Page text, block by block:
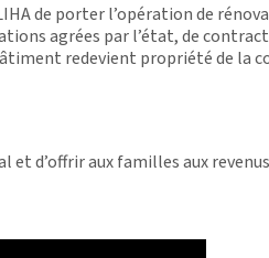
de porter l’opération de
agrées par l’état, de
redevient propriété de la
d’offrir aux familles aux